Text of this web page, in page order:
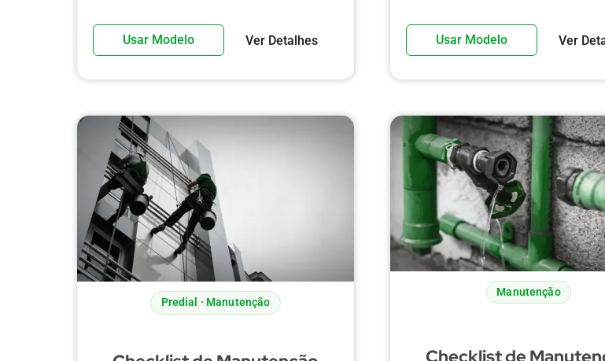
Usar Modelo Ver Detalhes Usar Modelo Ver
Predial · Manutenção
Manutenção
Checklist de